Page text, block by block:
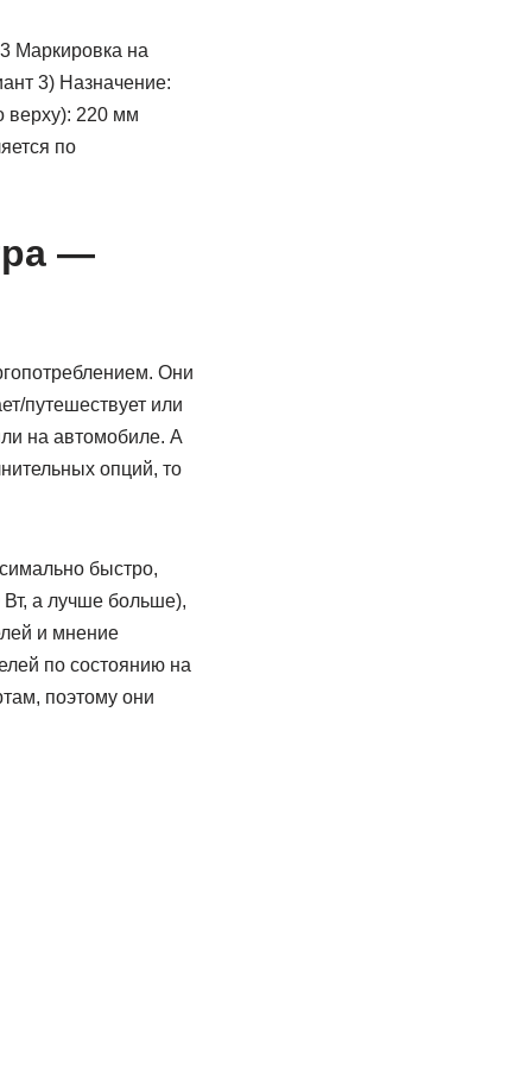
Маркировка на
3) Назначение:
верху): 220 мм
по
—
Они
путешествует или
на автомобиле. А
опций, то
быстро,
а лучше больше),
и мнение
по состоянию на
поэтому они